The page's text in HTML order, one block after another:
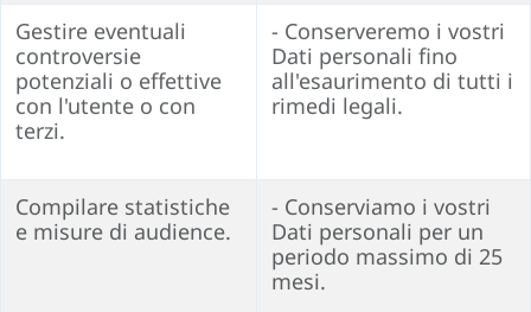
Gestire eventuali
controversie
potenziali o effettive
con l'utente o con
terzi.
- Conserveremo i vostri
Dati personali fino
all'esaurimento di tutti i
rimedi legali.
Compilare statistiche
e misure di audience.
- Conserviamo i vostri
Dati personali per un
periodo massimo di 25
mesi.